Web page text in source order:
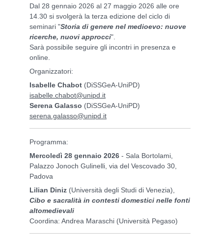
Dal 28 gennaio 2026 al 27 maggio 2026 alle ore
14.30 si svolgerà la terza edizione del ciclo di
seminari "Storia di genere nel medioevo: nuove
ricerche, nuovi approcci".
Sarà possibile seguire gli incontri in presenza e
online.
Organizzatori:
Isabelle Chabot (DiSSGeA-UniPD)
isabelle.chabot@unipd.it
Serena Galasso (DiSSGeA-UniPD)
serena.galasso@unipd.it
Programma:
Mercoledì 28 gennaio 2026 - Sala Bortolami,
Palazzo Jonoch Gulinelli, via del Vescovado 30,
Padova
Lilian Diniz (Università degli Studi di Venezia),
Cibo e sacralità in contesti domestici nelle fonti
altomedievali
Coordina: Andrea Maraschi (Università Pegaso)